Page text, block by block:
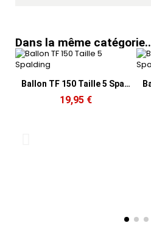
Dans la même catégorie..
Aperçu rapide Ballon TF 150 Taille 5 Spalding
19,95 €